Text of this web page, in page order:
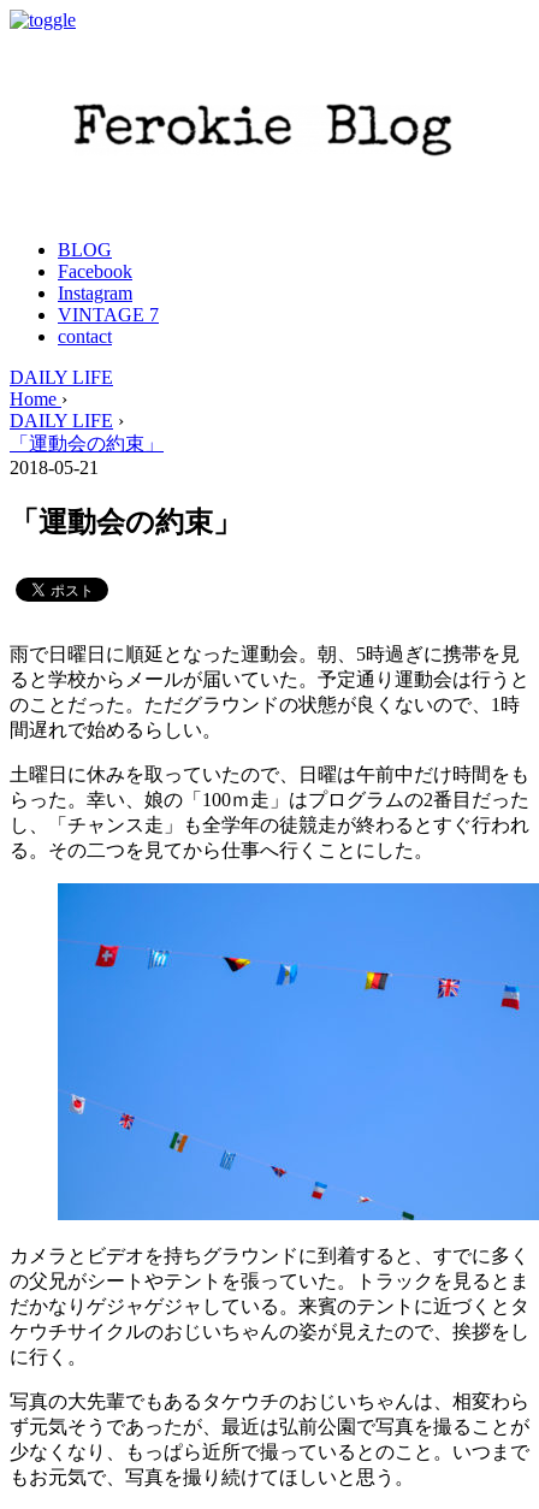
BLOG
Facebook
Instagram
VINTAGE 7
contact
DAILY LIFE
Home ›
DAILY LIFE ›
「運動会の約束」
2018-05-21
「運動会の約束」
雨で日曜日に順延となった運動会。朝、5時過ぎに携帯を見
ると学校からメールが届いていた。予定通り運動会は行うと
のことだった。ただグラウンドの状態が良くないので、1時
間遅れで始めるらしい。
土曜日に休みを取っていたので、日曜は午前中だけ時間をも
らった。幸い、娘の「100ｍ走」はプログラムの2番目だった
し、「チャンス走」も全学年の徒競走が終わるとすぐ行われ
る。その二つを見てから仕事へ行くことにした。
カメラとビデオを持ちグラウンドに到着すると、すでに多く
の父兄がシートやテントを張っていた。トラックを見るとま
だかなりゲジャゲジャしている。来賓のテントに近づくとタ
ケウチサイクルのおじいちゃんの姿が見えたので、挨拶をし
に行く。
写真の大先輩でもあるタケウチのおじいちゃんは、相変わら
ず元気そうであったが、最近は弘前公園で写真を撮ることが
少なくなり、もっぱら近所で撮っているとのこと。いつまで
もお元気で、写真を撮り続けてほしいと思う。